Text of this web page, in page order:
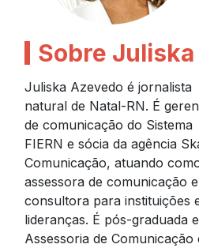
Sobre Juliska
Juliska Azevedo é jornalista
natural de Natal-RN. É
de comunicação do Sistema
FIERN e sócia da agência
Comunicação, atuando
assessora de comunicação e
consultora para instituições
lideranças. É pós-graduada
Assessoria de Comunicação